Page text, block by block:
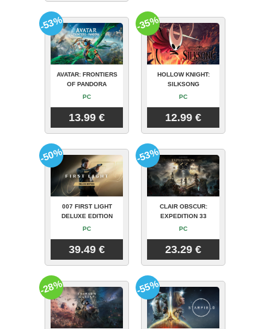
AVATAR: FRONTIERS
OF PANDORA
PC
13.99 €
-53%
HOLLOW KNIGHT:
SILKSONG
PC
12.99 €
-35%
007 FIRST LIGHT
DELUXE EDITION
PC
39.49 €
-50%
CLAIR OBSCUR:
EXPEDITION 33
PC
23.29 €
-53%
-28% -55%